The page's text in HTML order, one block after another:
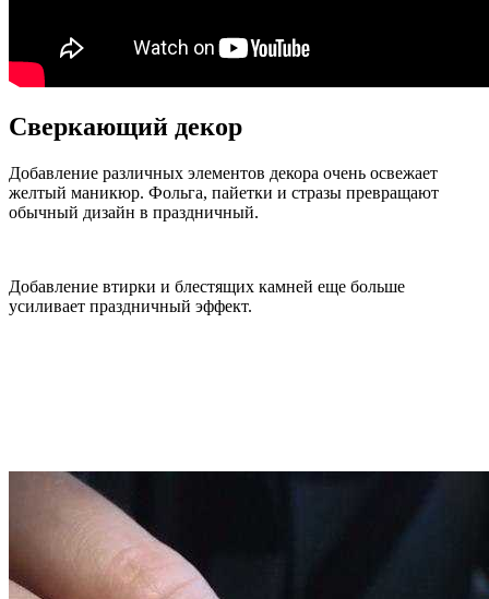
Сверкающий декор
Добавление различных элементов декора очень освежает
желтый маникюр. Фольга, пайетки и стразы превращают
обычный дизайн в праздничный.
Добавление втирки и блестящих камней еще больше
усиливает праздничный эффект.